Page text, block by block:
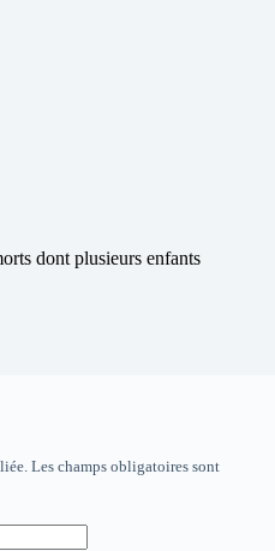
dont plusieurs enfants
Les champs obligatoires sont